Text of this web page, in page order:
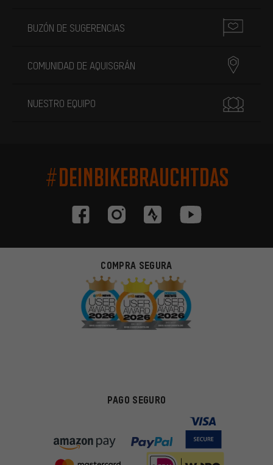
BUZÓN DE SUGERENCIAS
COMUNIDAD DE AQUISGRÁN
NUESTRO EQUIPO
#DEINBIKEBRAUCHTDAS
COMPRA SEGURA
PAGO SEGURO